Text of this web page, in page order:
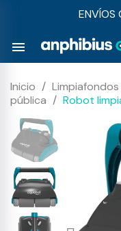
ENVÍOS
menu
Inicio
pública
Robot